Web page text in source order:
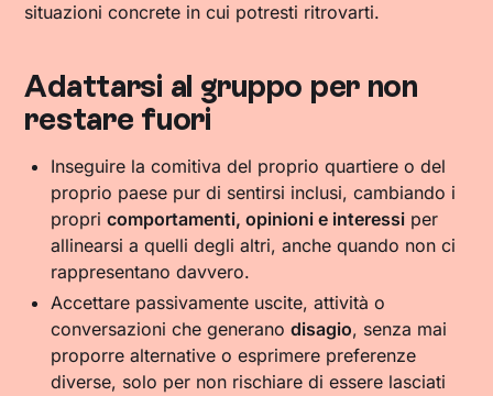
situazioni concrete in cui potresti ritrovarti.
Adattarsi al gruppo per non
restare fuori
Inseguire la comitiva del proprio quartiere o del
proprio paese pur di sentirsi inclusi, cambiando i
propricomportamenti, opinioni e interessi per
allinearsi a quelli degli altri, anche quando non ci
rappresentano davvero.
Accettare passivamente uscite, attività o
conversazioni che generanodisagio, senza mai
proporre alternative o esprimere preferenze
diverse, solo per non rischiare di essere lasciati